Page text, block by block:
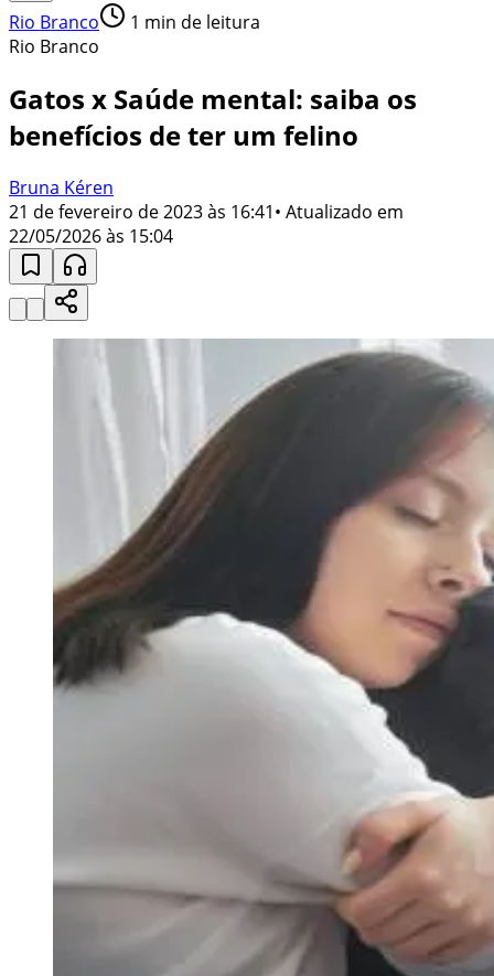
Rio Branco 1 min de leitura
Rio Branco
Gatos x Saúde mental: saiba os
benefícios de ter um felino
Bruna Kéren
21 de fevereiro de 2023 às 16:41• Atualizado em
22/05/2026 às 15:04